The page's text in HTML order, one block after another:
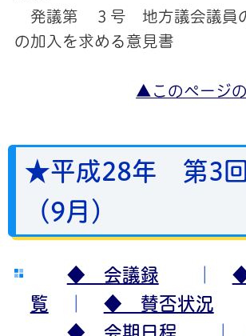
発議第 ３号 地方議会議員
の加入を求める意見書
▲このページ
★平成28年 第3回
（9月）
◆ 会議録
覧
◆ 賛否状況
◆ 会期日程